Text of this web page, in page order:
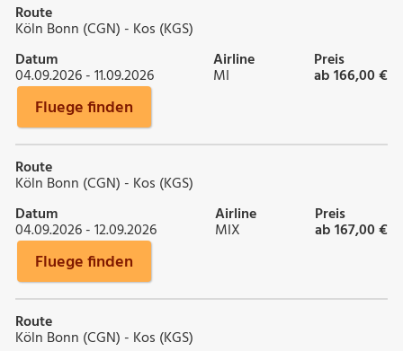
Route
Köln Bonn (CGN) - Kos (KGS)
Datum
04.09.2026 - 11.09.2026
Airline
MI
Preis
ab 166,00 €
Fluege finden
Route
Köln Bonn (CGN) - Kos (KGS)
Datum
04.09.2026 - 12.09.2026
Airline
MIX
Preis
ab 167,00 €
Fluege finden
Route
Köln Bonn (CGN) - Kos (KGS)